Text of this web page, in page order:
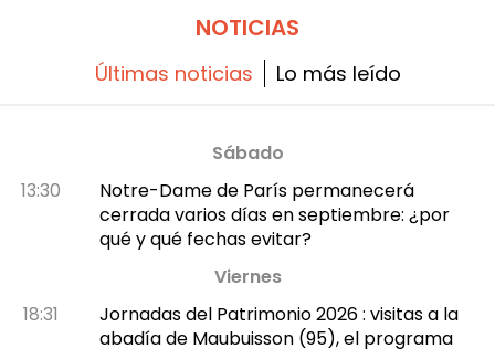
NOTICIAS
Últimas noticias Lo más leído
Sábado
13:30
Notre-Dame de París permanecerá
cerrada varios días en septiembre: ¿por
qué y qué fechas evitar?
Viernes
18:31
Jornadas del Patrimonio 2026 : visitas a la
abadía de Maubuisson (95), el programa